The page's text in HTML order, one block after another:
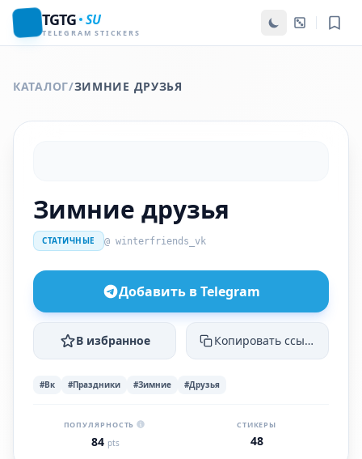
TGTG SU
TELEGRAM STICKERS
КАТАЛОГ/ЗИМНИЕ ДРУЗЬЯ
Зимние друзья
СТАТИЧНЫЕ @ winterfriends_vk
Добавить в Telegram
В избранное Копировать ссылку
#Вк #Праздники #Зимние #Друзья
ПОПУЛЯРНОСТЬ
84 pts
СТИКЕРЫ
48